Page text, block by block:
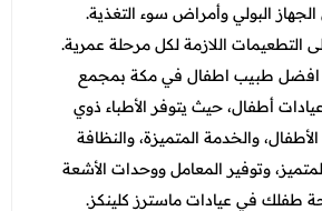
البولي وأمراض سوء التغذية.
التطعيمات اللازمة لكل مرحلة عمرية.
افضل طبيب اطفال في مكة بمجمع
أطفال، حيث يتوفر الأطباء ذوي
والخدمة المتميزة، والنظافة
وتوفير المعامل ووحدات الأشعة
طفلك في عيادات ماسترز كلينكز.